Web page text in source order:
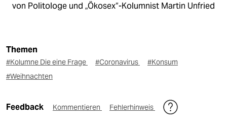
von Politologe und „Ökosex“-Kolumnist Martin Unfried
Themen
#Kolumne Die eine Frage #Coronavirus
#Konsum
#Weihnachten
Feedback Kommentieren Fehlerhinweis